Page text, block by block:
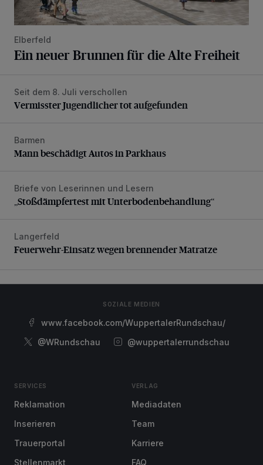
Elberfeld
Ein neuer Brunnen für die Alte Freiheit
Vermisster Jugendlicher tot aufgefunden
Seit dem 8. Juli verschollen
Vermisster Jugendlicher tot aufgefunden
Mann beschädigt Autos in Parkhaus
Barmen
Mann beschädigt Autos in Parkhaus
„Stoßdämpfertest mit Unterbodenbehandlung“
Briefe von Leserinnen und Lesern
„Stoßdämpfertest mit Unterbodenbehandlung“
Feuerwehr-Einsatz wegen brennender Matratze
Langerfeld
Feuerwehr-Einsatz wegen brennender Matratze
SOZIALE MEDIEN
www.facebook.com/WuppertalerRundschau/
@WRundschau
@wuppertalerrundschau
SERVICES
Reklamation
Inserieren
Trauerportal
Stellenmarkt
VERLAG
Mediadaten
Team
Karriere
FAQ